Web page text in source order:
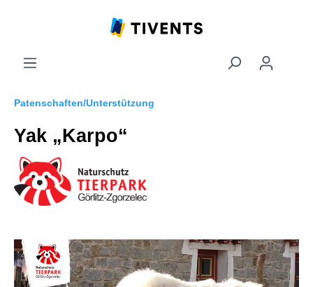
Patenschaften/Unterstützung
Yak „Karpo“